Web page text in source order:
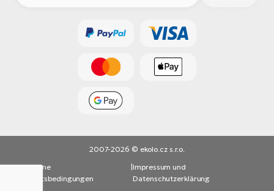
2007-2026 © ekolo.cz s.r.o.
Allgemeine
Geschäftsbedingungen
Impressum und
Datenschutzerklärung